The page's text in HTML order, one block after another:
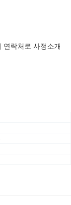
락처로 사정소개